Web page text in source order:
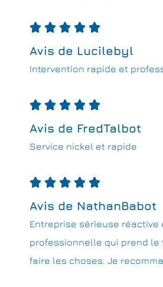
    
Avis de Lucilebyl
Intervention rapide et
    
Avis de FredTalbot
Service nickel et rapide
    
Avis de NathanBabot
Entreprise sérieuse réactive
professionnelle qui prend le
faire les choses. Je